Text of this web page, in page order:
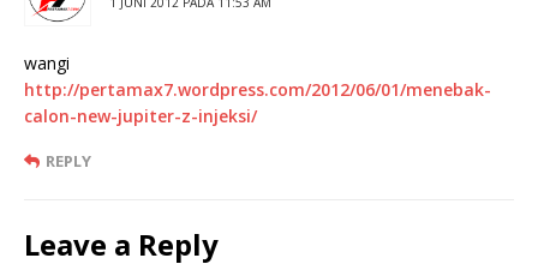
wangi
http://pertamax7.wordpress.com/2012/06/01/menebak-
calon-new-jupiter-z-injeksi/
REPLY
Leave a Reply